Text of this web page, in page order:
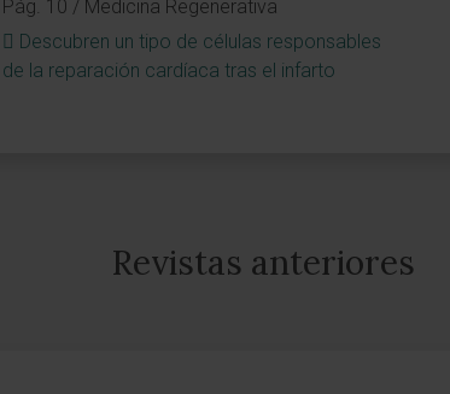
Pág. 10 / Medicina Regenerativa
Descubren un tipo de células responsables
de la reparación cardíaca tras el infarto
Revistas anteriores